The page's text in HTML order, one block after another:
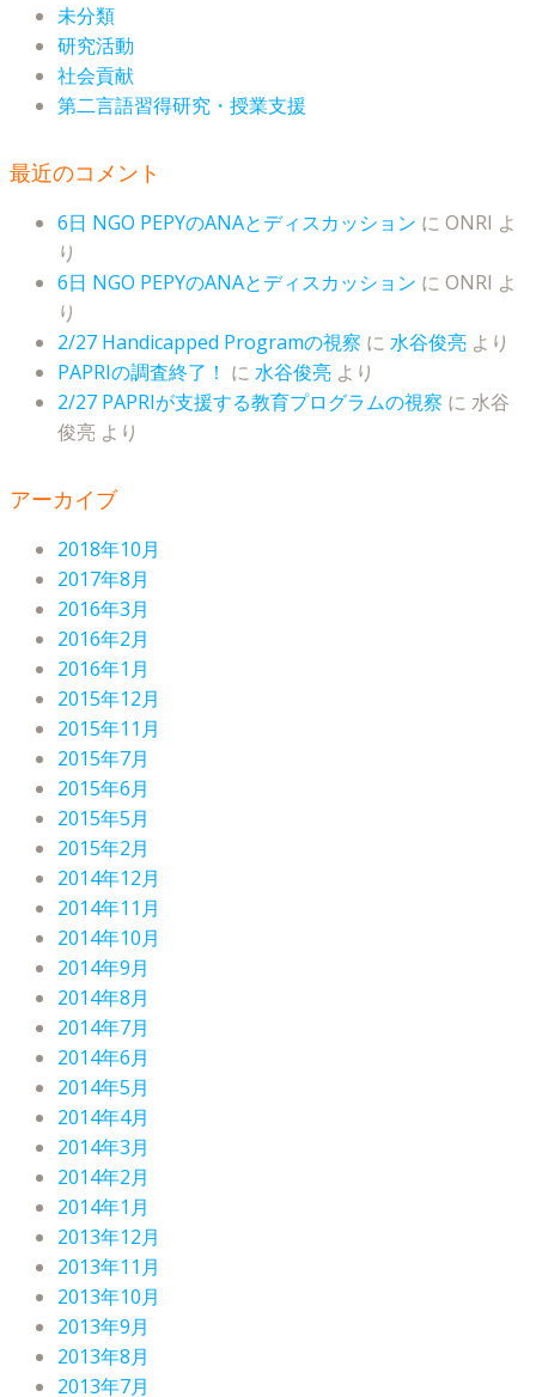
未分類
研究活動
社会貢献
第二言語習得研究・授業支援
最近のコメント
6日 NGO PEPYのANAとディスカッション に ONRI よ
り
6日 NGO PEPYのANAとディスカッション に ONRI よ
り
2/27 Handicapped Programの視察 に 水谷俊亮 より
PAPRIの調査終了！ に 水谷俊亮 より
2/27 PAPRIが支援する教育プログラムの視察 に 水谷
俊亮 より
アーカイブ
2018年10月
2017年8月
2016年3月
2016年2月
2016年1月
2015年12月
2015年11月
2015年7月
2015年6月
2015年5月
2015年2月
2014年12月
2014年11月
2014年10月
2014年9月
2014年8月
2014年7月
2014年6月
2014年5月
2014年4月
2014年3月
2014年2月
2014年1月
2013年12月
2013年11月
2013年10月
2013年9月
2013年8月
2013年7月